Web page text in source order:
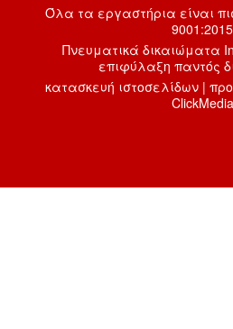
Όλα τα εργαστήρια είναι
9001:2015
Πνευματικά δικαιώματα
επιφύλαξη παντός
κατασκευή ιστοσελίδων|
ClickMedia